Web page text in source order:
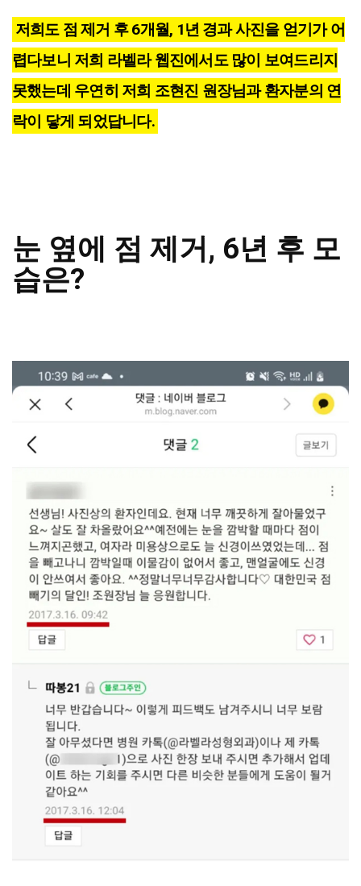
저희도 점 제거 후 6개월, 1년 경과 사진을 얻기가 어
렵다보니 저희 라벨라 웹진에서도 많이 보여드리지
못했는데 우연히 저희 조현진 원장님과 환자분의 연
락이 닿게 되었답니다.
눈 옆에 점 제거, 6년 후 모
습은?